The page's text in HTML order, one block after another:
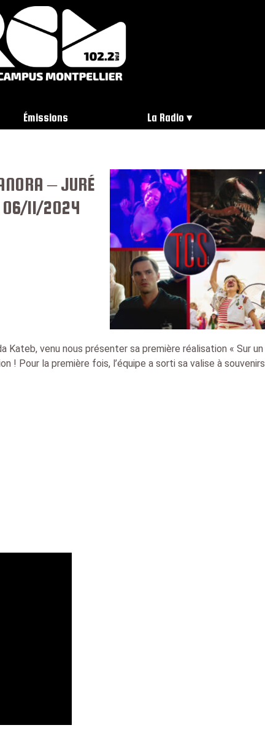
Émissions La Radio
– JURÉ
06/11/2024
venu nous présenter sa première réalisation « Sur un
! Pour la première fois, l’équipe a sorti sa valise à souvenirs